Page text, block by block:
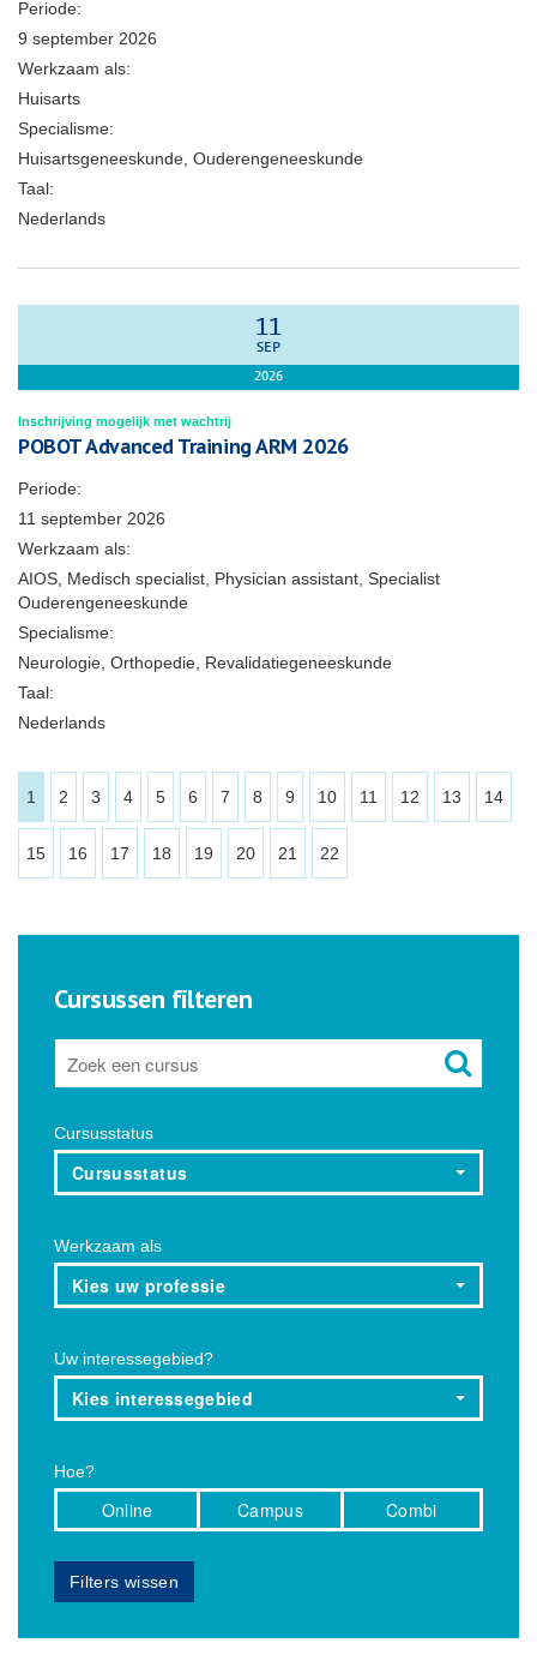
Periode:
9 september 2026
Werkzaam als:
Huisarts
Specialisme:
Huisartsgeneeskunde, Ouderengeneeskunde
Taal:
Nederlands
11
SEP
2026
Inschrijving mogelijk met wachtrij
POBOT Advanced Training ARM 2026
Periode:
11 september 2026
Werkzaam als:
AIOS, Medisch specialist, Physician assistant, Specialist
Ouderengeneeskunde
Specialisme:
Neurologie, Orthopedie, Revalidatiegeneeskunde
Taal:
Nederlands
1 2 3 4 5 6 7 8 9 10 11 12 13 14
15 16 17 18 19 20 21 22
Cursussen filteren
Cursusstatus
Cursusstatus
Werkzaam als
Kies uw professie
Uw interessegebied?
Kies interessegebied
Hoe?
Online Campus Combi
Filters wissen